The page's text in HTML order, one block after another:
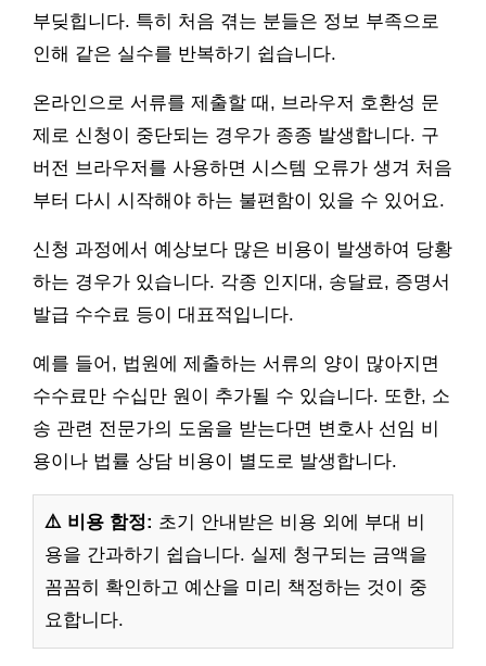
부딪힙니다. 특히 처음 겪는 분들은 정보 부족으로
인해 같은 실수를 반복하기 쉽습니다.
온라인으로 서류를 제출할 때, 브라우저 호환성 문
제로 신청이 중단되는 경우가 종종 발생합니다. 구
버전 브라우저를 사용하면 시스템 오류가 생겨 처음
부터 다시 시작해야 하는 불편함이 있을 수 있어요.
신청 과정에서 예상보다 많은 비용이 발생하여 당황
하는 경우가 있습니다. 각종 인지대, 송달료, 증명서
발급 수수료 등이 대표적입니다.
예를 들어, 법원에 제출하는 서류의 양이 많아지면
수수료만 수십만 원이 추가될 수 있습니다. 또한, 소
송 관련 전문가의 도움을 받는다면 변호사 선임 비
용이나 법률 상담 비용이 별도로 발생합니다.
⚠️ 비용 함정: 초기 안내받은 비용 외에 부대 비
용을 간과하기 쉽습니다. 실제 청구되는 금액을
꼼꼼히 확인하고 예산을 미리 책정하는 것이 중
요합니다.